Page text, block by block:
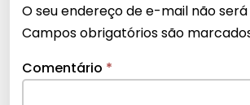
O seu endereço de e-mail não
Campos obrigatórios são
Comentário *